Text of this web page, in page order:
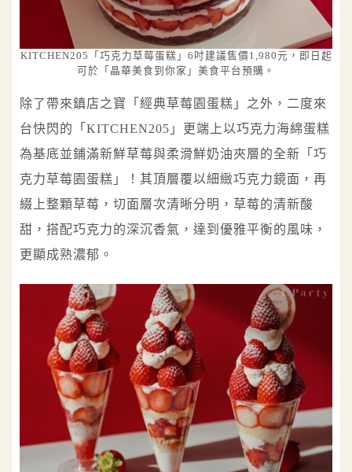
KITCHEN205「巧克力草莓蛋糕」6吋建議售價1,980元，即日起
可於「晶華美食到你家」美食平台預購。
除了帶來鎮店之寶「經典草莓園蛋糕」之外，二度來
台快閃的「KITCHEN205」更端上以巧克力海綿蛋糕
為基底並鋪滿新鮮草莓與柔滑鮮奶油夾層的全新「巧
克力草莓園蛋糕」！其頂層覆以細緻巧克力鏡面，再
綴上整顆草莓，切面層次清晰分明，草莓的清新酸
甜，搭配巧克力的深沉香氣，達到優雅平衡的風味，
更顯成熟濃郁。